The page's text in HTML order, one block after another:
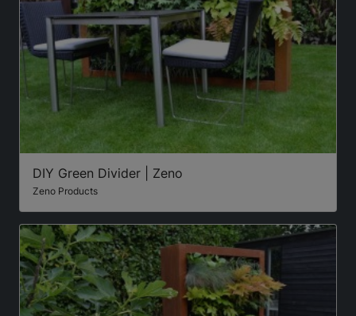
DIY Green Divider | Zeno
Zeno Products